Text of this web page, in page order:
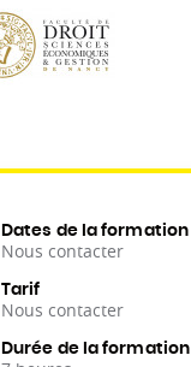
Dates de la formation
Nous contacter
Tarif
Nous contacter
Durée de la formation